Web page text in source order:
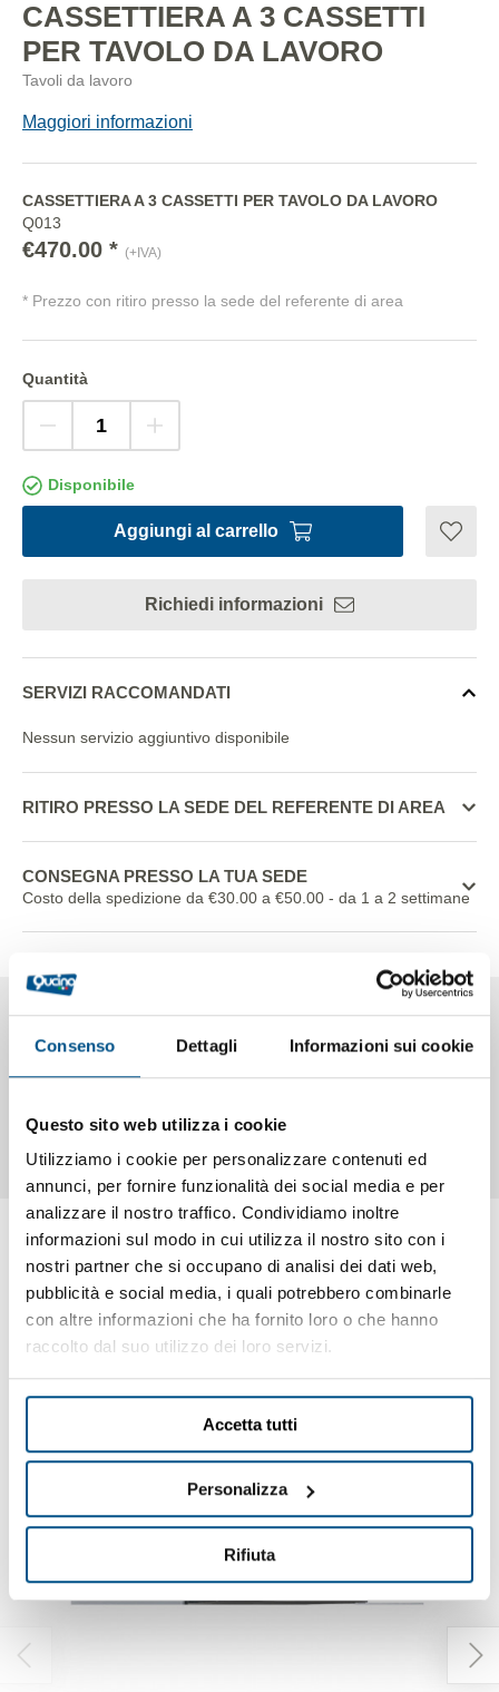
Consenso Dettagli Informazioni sui cookie
Questo sito web utilizza i cookie
Utilizziamo i cookie per personalizzare contenuti ed
annunci, per fornire funzionalità dei social media e per
analizzare il nostro traffico. Condividiamo inoltre
informazioni sul modo in cui utilizza il nostro sito con i
nostri partner che si occupano di analisi dei dati web,
pubblicità e social media, i quali potrebbero combinarle
con altre informazioni che ha fornito loro o che hanno
raccolto dal suo utilizzo dei loro servizi.
Accetta tutti
Personalizza
Rifiuta
CASSETTIERA A 3 CASSETTI
PER TAVOLO DA LAVORO
Tavoli da lavoro
Maggiori informazioni
CASSETTIERA A 3 CASSETTI PER TAVOLO DA LAVORO
Q013
€470.00 * (+IVA)
* Prezzo con ritiro presso la sede del referente di area
Quantità
Disponibile
Aggiungi al carrello
Richiedi informazioni
SERVIZI RACCOMANDATI
Nessun servizio aggiuntivo disponibile
RITIRO PRESSO LA SEDE DEL REFERENTE DI AREA
CONSEGNA PRESSO LA TUA SEDE
Costo della spedizione da €30.00 a €50.00 - da 1 a 2 settimane
Dettagli Caratteristiche Documentazione
Cassettiera a 3 cassetti con guide inox
Ti potrebbero interessare anche